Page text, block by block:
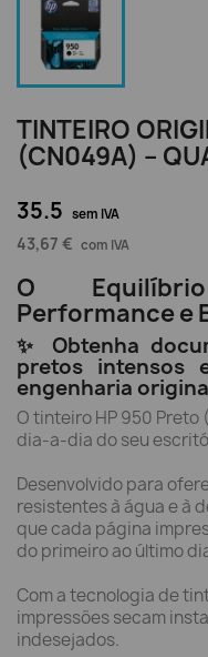
TINTEIRO
(CN049A) –
35.5 sem IVA
43,67 € com IVA
O
Performance e
✨ Obtenha
pretos intensos
engenharia
O tinteiro HP 950 Preto
dia-a-dia do seu
Desenvolvido para
resistentes à água e à
que cada página
do primeiro ao último
Com a tecnologia de
impressões secam
indesejados.